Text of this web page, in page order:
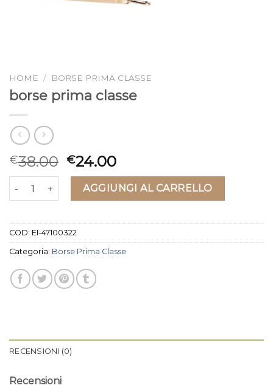
HOME / BORSE PRIMA CLASSE
borse prima classe
€38.00 €24.00
borse prima classe quantitàAGGIUNGI AL CARRELLO
COD: EI-47100322
Categoria: Borse Prima Classe
RECENSIONI (0)
Recensioni